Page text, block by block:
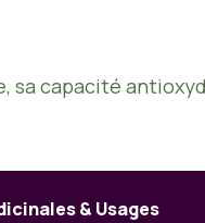
sa capacité
& Usages